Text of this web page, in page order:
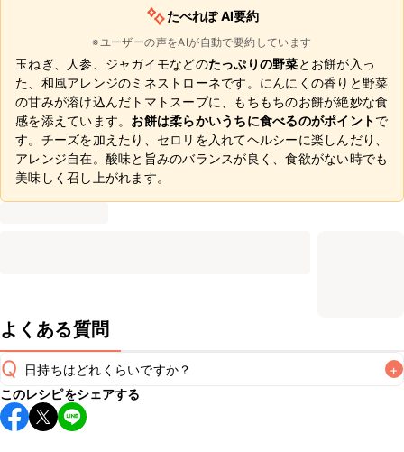
たべれぽ AI要約
※ユーザーの声をAIが自動で要約しています
玉ねぎ、人参、ジャガイモなどのたっぷりの野菜とお餅が入っ
た、和風アレンジのミネストローネです。にんにくの香りと野菜
の甘みが溶け込んだトマトスープに、もちもちのお餅が絶妙な食
感を添えています。 お餅は柔らかいうちに食べるのがポイントで
す。チーズを加えたり、セロリを入れてヘルシーに楽しんだり、
アレンジ自在。酸味と旨みのバランスが良く、食欲がない時でも
美味しく召し上がれます。
よくある質問
Q 日持ちはどれくらいですか？ +
こちらのレシピは出来たてをお召し上がりいただくことをお
すすめします。
このレシピをシェアする